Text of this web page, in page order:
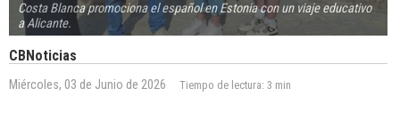
Costa Blanca promociona el español en Estonia con un viaje educativo
a Alicante.
CBNoticias
Miércoles, 03 de Junio de 2026 Tiempo de lectura: 3 min